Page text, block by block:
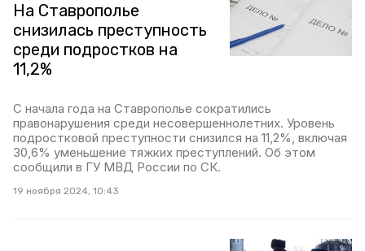
На Ставрополье
снизилась преступность
среди подростков на
11,2%
С начала года на Ставрополье сократились
правонарушения среди несовершеннолетних. Уровень
подростковой преступности снизился на 11,2%, включая
30,6% уменьшение тяжких преступлений. Об этом
сообщили в ГУ МВД России по СК.
19 ноября 2024, 10:43